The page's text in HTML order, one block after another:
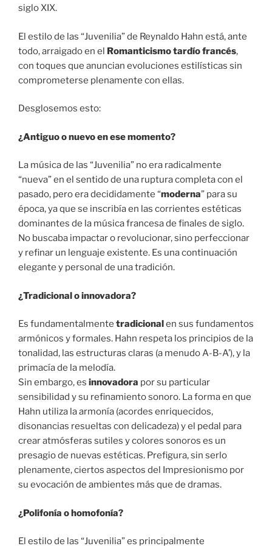
siglo XIX.
El estilo de las “Juvenilia” de Reynaldo Hahn está, ante
todo, arraigado en el Romanticismo tardío francés,
con toques que anuncian evoluciones estilísticas sin
comprometerse plenamente con ellas.
Desglosemos esto:
¿Antiguo o nuevo en ese momento?
La música de las “Juvenilia” no era radicalmente
“nueva” en el sentido de una ruptura completa con el
pasado, pero era decididamente “moderna” para su
época, ya que se inscribía en las corrientes estéticas
dominantes de la música francesa de finales de siglo.
No buscaba impactar o revolucionar, sino perfeccionar
y refinar un lenguaje existente. Es una continuación
elegante y personal de una tradición.
¿Tradicional o innovadora?
Es fundamentalmente tradicionalen sus fundamentos
armónicos y formales. Hahn respeta los principios de la
tonalidad, las estructuras claras (a menudo A-B-A’), y la
primacía de la melodía.
Sin embargo, es innovadora por su particular
sensibilidad y su refinamiento sonoro. La forma en que
Hahn utiliza la armonía (acordes enriquecidos,
disonancias resueltas con delicadeza) y el pedal para
crear atmósferas sutiles y colores sonoros es un
presagio de nuevas estéticas. Prefigura, sin serlo
plenamente, ciertos aspectos del Impresionismo por
su evocación de ambientes más que de dramas.
¿Polifonía o homofonía?
El estilo de las “Juvenilia” es principalmente